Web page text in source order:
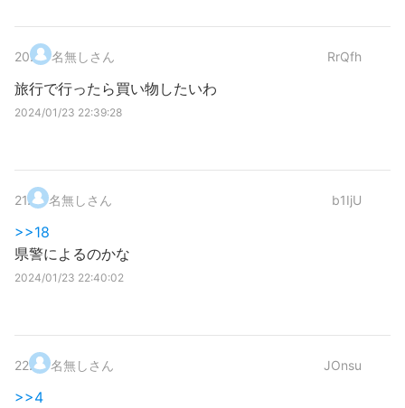
20. 名無しさん RrQfh
旅行で行ったら買い物したいわ
2024/01/23 22:39:28
21. 名無しさん b1IjU
>>18
県警によるのかな
2024/01/23 22:40:02
22. 名無しさん JOnsu
>>4